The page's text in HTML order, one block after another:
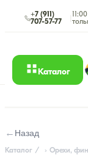
+7 (911)
707-57-77
Каталог
← Назад
Каталог Орехи,